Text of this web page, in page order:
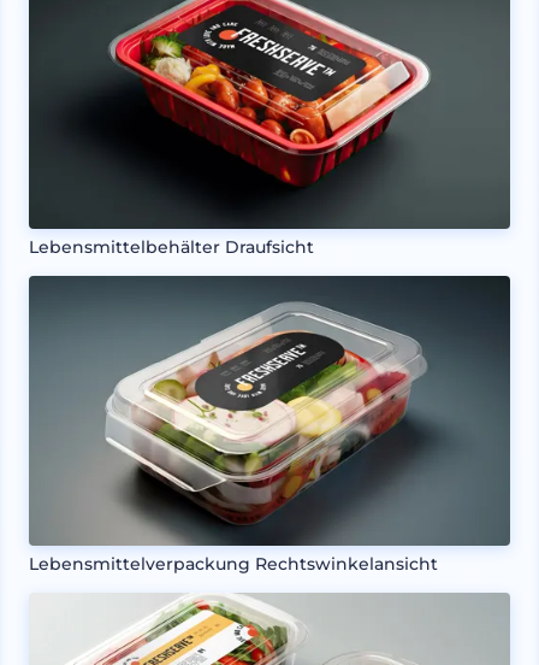
Lebensmittelbehälter Draufsicht
Lebensmittelverpackung Rechtswinkelansicht